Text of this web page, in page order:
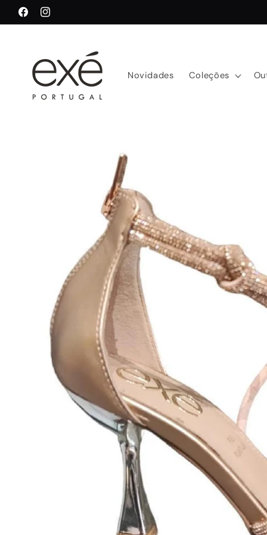
para o
conteúdo
FacebookInstagram
Novidades Coleções